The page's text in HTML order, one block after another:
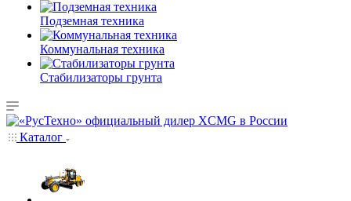
Подземная техника
Коммунальная техника
Стабилизаторы грунта
Каталог